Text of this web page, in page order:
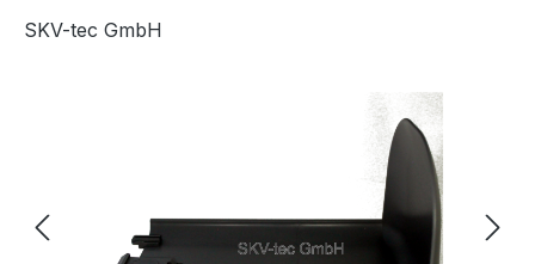
SKV-tec GmbH